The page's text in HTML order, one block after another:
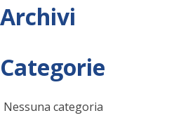
Archivi
Categorie
Nessuna categoria